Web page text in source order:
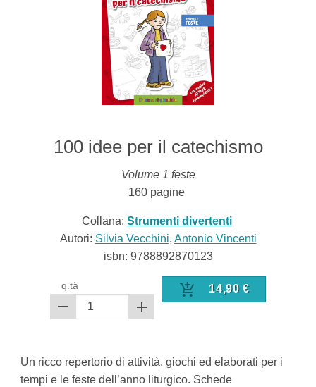
100 idee per il catechismo
Volume 1 feste
160pagine
Collana: Strumenti divertenti
Autori: Silvia Vecchini, Antonio Vincenti
isbn: 9788892870123
q.tà 14,90 €
Un ricco repertorio di attività, giochi ed elaborati per i
tempi e le feste dell’anno liturgico. Schede